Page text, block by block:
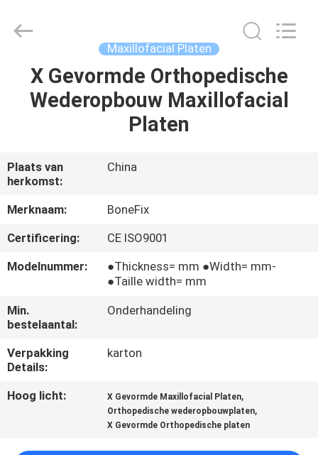
HUIS
ONGEVEER
ONS
FABRIEKSREIS
KWALITEITSCONTROLE
CONTACTEER
ONS
VERZOEK
2021
orthopedicsurgeryinstrument.com.
Reserved.
Developed
Maxillofacial Platen
X Gevormde Orthopedische
Wederopbouw Maxillofacial
Platen
Plaats van
herkomst:
China
Merknaam:
BoneFix
Certificering:
CE ISO9001
Modelnummer:
●Thickness= mm ●Width= mm-
●Taille width= mm
Min.
bestelaantal:
Onderhandeling
Verpakking
Details:
karton
Hoog licht: X Gevormde Maxillofacial Platen,
Orthopedische wederopbouwplaten,
X Gevormde Orthopedische platen